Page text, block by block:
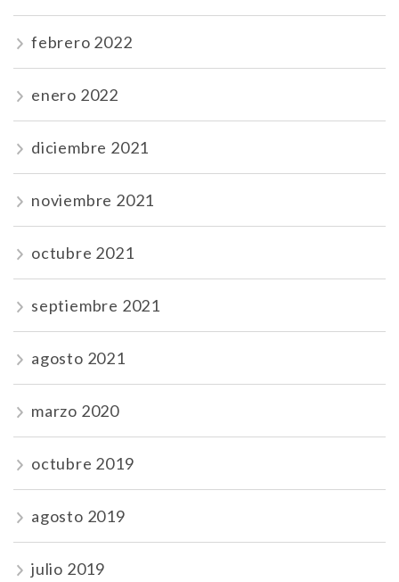
febrero 2022
enero 2022
diciembre 2021
noviembre 2021
octubre 2021
septiembre 2021
agosto 2021
marzo 2020
octubre 2019
agosto 2019
julio 2019